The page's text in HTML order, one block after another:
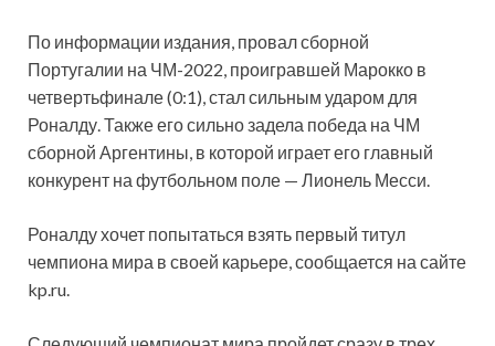
По информации издания, провал сборной
Португалии на ЧМ-2022, проигравшей Марокко в
четвертьфинале (0:1), стал сильным ударом для
Роналду. Также его сильно задела победа на ЧМ
сборной Аргентины, в которой играет его главный
конкурент на футбольном поле — Лионель Месси.
Роналду хочет попытаться взять первый титул
чемпиона мира в своей карьере, сообщается на сайте
kp.ru.